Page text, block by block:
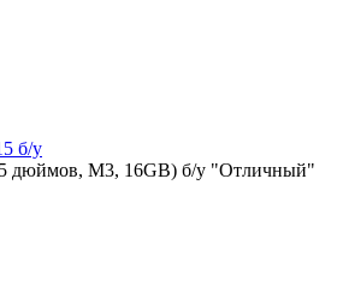
б/у
дюймов, M3, 16GB) б/у "Отличный"